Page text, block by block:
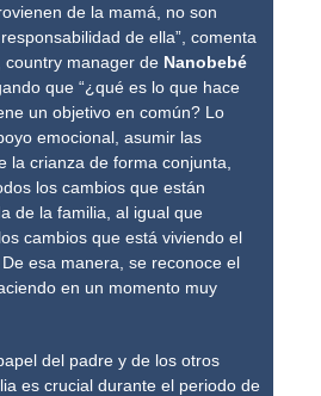
de la mamá, no son
de ella”, comenta
, country manager de Nanobebé
que “¿qué es lo que hace
un objetivo en común? Lo
emocional, asumir las
la crianza de forma conjunta,
los cambios que están
de la familia, al igual que
cambios que está viviendo el
esa manera, se reconoce el
en un momento muy
del padre y de los otros
es crucial durante el periodo de